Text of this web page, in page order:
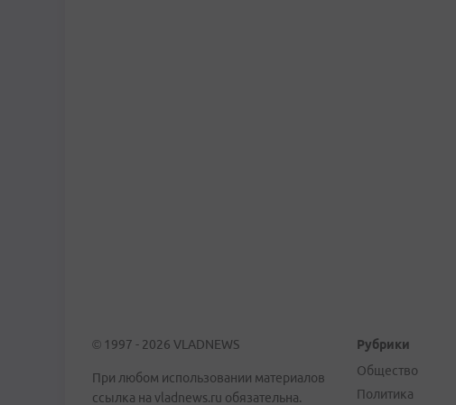
© 1997 - 2026 VLADNEWS
При любом использовании материалов
ссылка на vladnews.ru обязательна.
Рубрики
Общество
Политика